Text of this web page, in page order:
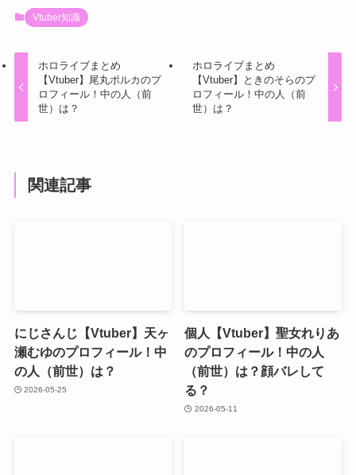
Vtuber知識
ホロライブまとめ
【Vtuber】尾丸ポルカのプ
ロフィール！中の人（前
世）は？
ホロライブまとめ
【Vtuber】ときのそらのプ
ロフィール！中の人（前
世）は？
関連記事
にじさんじ【Vtuber】天ヶ
瀬むゆのプロフィール！中
の人（前世）は？
2026-05-25
個人【Vtuber】聖女れりあ
のプロフィール！中の人
（前世）は？顔バレして
る？
2026-05-11